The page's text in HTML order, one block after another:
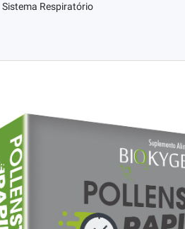
Sistema Respiratório